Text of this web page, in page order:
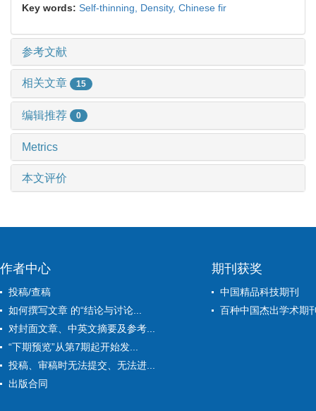
Key words: Self-thinning, Density, Chinese fir
参考文献
相关文章 15
编辑推荐 0
Metrics
本文评价
作者中心
投稿/查稿
如何撰写文章 的“结论与讨论...
对封面文章、中英文摘要及参考...
“下期预览”从第7期起开始发...
投稿、审稿时无法提交、无法进...
出版合同
期刊获奖
中国精品科技期刊
百种中国杰出学术期